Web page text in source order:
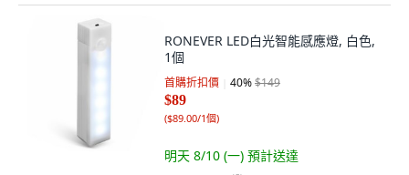
RONEVER LED白光智能感應燈, 白色,
1個
首購折扣價 40%$149
$89
($89.00/1個)
明天 8/10 (一) 預計送達